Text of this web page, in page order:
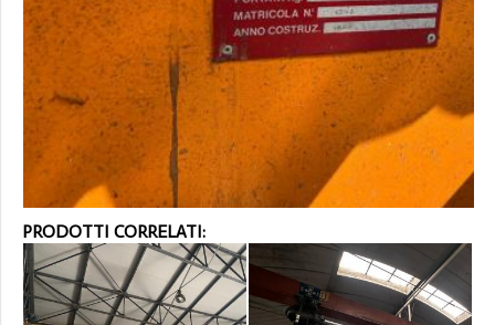
PRODOTTI CORRELATI: